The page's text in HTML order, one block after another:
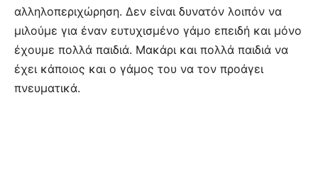
αλληλοπεριχώρηση. Δεν είναι δυνατόν λοιπόν να
μιλούμε για έναν ευτυχισμένο γάμο επειδή και μόνο
έχουμε πολλά παιδιά. Μακάρι και πολλά παιδιά να
έχει κάποιος και ο γάμος του να τον προάγει
πνευματικά.